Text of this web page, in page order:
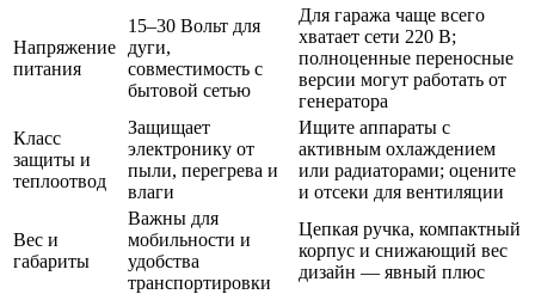
Напряжение
питания
15–30 Вольт для
дуги,
совместимость с
бытовой сетью
Для гаража чаще всего
хватает сети 220 В;
полноценные переносные
версии могут работать от
генератора
Класс
защиты и
теплоотвод
Защищает
электронику от
пыли, перегрева и
влаги
Ищите аппараты с
активным охлаждением
или радиаторами; оцените
и отсеки для вентиляции
Вес и
габариты
Важны для
мобильности и
удобства
транспортировки
Цепкая ручка, компактный
корпус и снижающий вес
дизайн — явный плюс